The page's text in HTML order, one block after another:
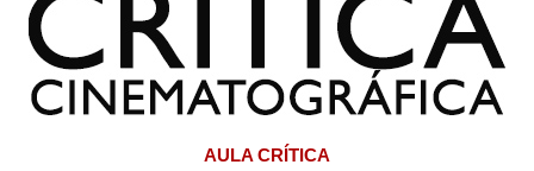
AULA CRÍTICA